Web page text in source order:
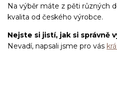
Na výběr máte z pěti různých
kvalita od českého výrobce.
Nejste si jistí, jak si správně
Nevadí, napsali jsme pro vás